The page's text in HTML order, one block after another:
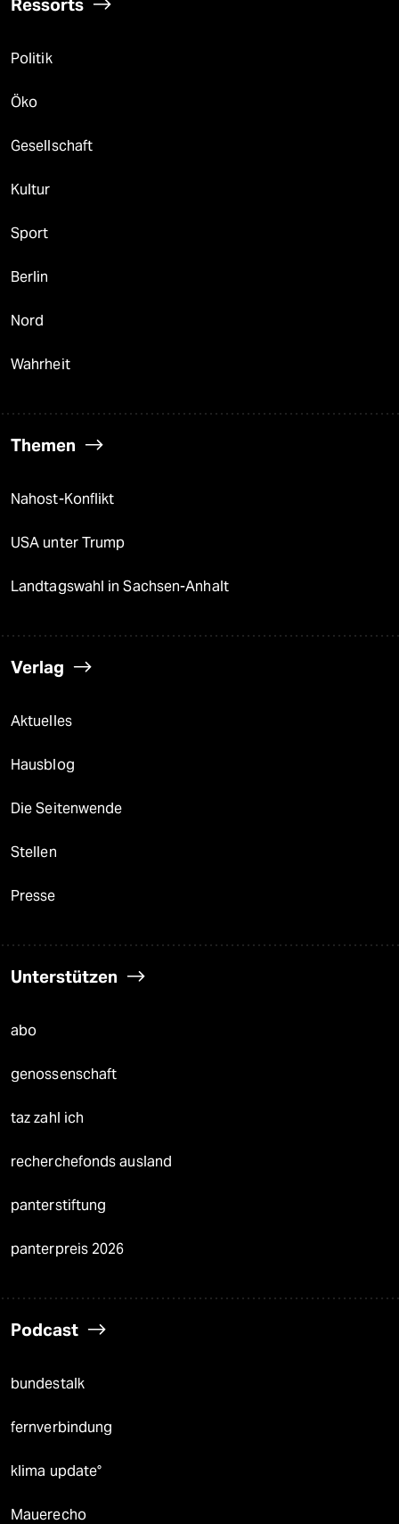
Politik
Öko
Gesellschaft
Kultur
Sport
Berlin
Nord
Wahrheit
Themen
Nahost-Konflikt
USA unter Trump
Landtagswahl in Sachsen-Anhalt
Verlag
Aktuelles
Hausblog
Die Seitenwende
Stellen
Presse
Unterstützen
abo
genossenschaft
taz zahl ich
recherchefonds ausland
panterstiftung
panterpreis 2026
Podcast
bundestalk
fernverbindung
klima update°
Mauerecho